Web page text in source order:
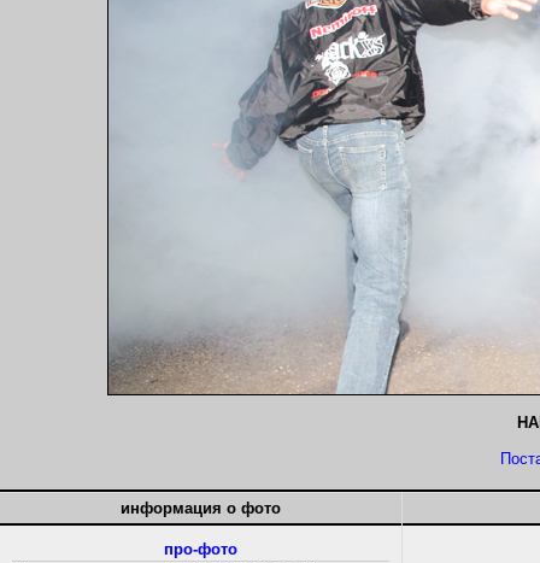
информация о фото
про-фото